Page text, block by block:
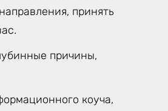
принять
причины,
коуча,